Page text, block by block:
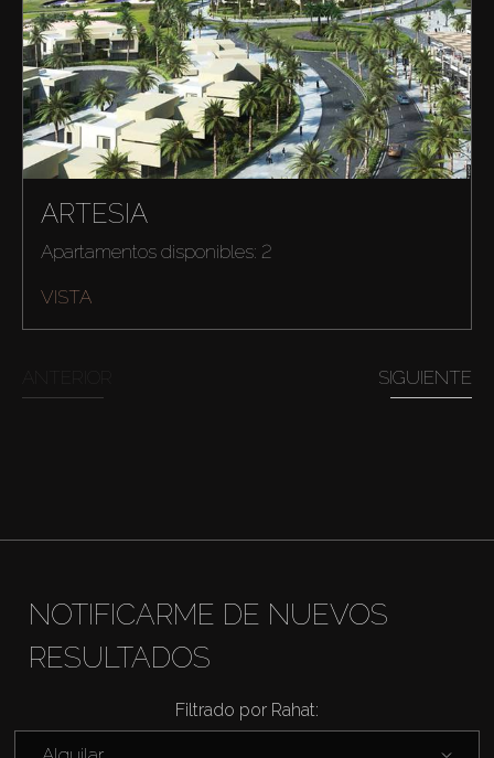
Comprar
Alquilar
Venta
ARTESIA
Apartamentos disponibles: 2
VISTA
SIGUIENTE
NOTIFICARME DE NUEVOS
RESULTADOS
Filtrado por Rahat: